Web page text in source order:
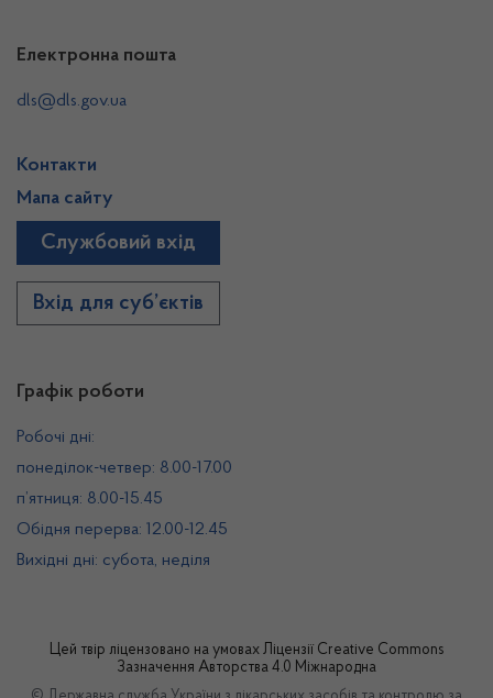
Графік роботи
Робочі дні:
понеділок-четвер: 8.00-17.00
п’ятниця: 8.00-15.45
Обідня перерва: 12.00-12.45
Вихідні дні: субота, неділя
Електронна пошта
dls@dls.gov.ua
Контакти
Мапа сайту
Службовий вхід
Вхід для суб’єктів
Цей твір ліцензовано на умовах Ліцензії Creative Commons
Зазначення Авторства 4.0 Міжнародна